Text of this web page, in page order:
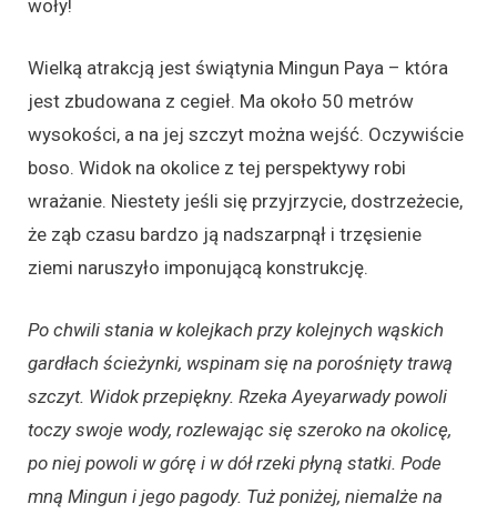
woły!
Wielką atrakcją jest świątynia Mingun Paya – która
jest zbudowana z cegieł. Ma około 50 metrów
wysokości, a na jej szczyt można wejść. Oczywiście
boso. Widok na okolice z tej perspektywy robi
wrażanie. Niestety jeśli się przyjrzycie, dostrzeżecie,
że ząb czasu bardzo ją nadszarpnął i trzęsienie
ziemi naruszyło imponującą konstrukcję.
Po chwili stania w kolejkach przy kolejnych wąskich
gardłach ścieżynki, wspinam się na porośnięty trawą
szczyt. Widok przepiękny. Rzeka Ayeyarwady powoli
toczy swoje wody, rozlewając się szeroko na okolicę,
po niej powoli w górę i w dół rzeki płyną statki. Pode
mną Mingun i jego pagody. Tuż poniżej, niemalże na